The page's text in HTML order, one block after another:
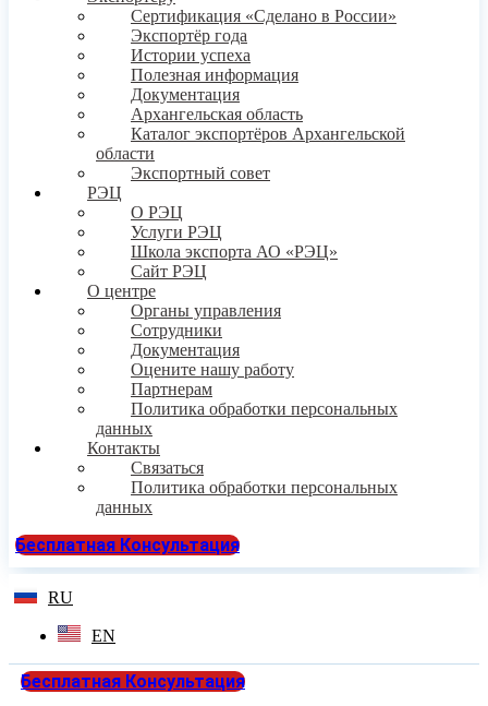
Сертификация «Сделано в России»
Экспортёр года
Истории успеха
Полезная информация
Документация
Архангельская область
Каталог экспортёров Архангельской
области
Экспортный совет
РЭЦ
О РЭЦ
Услуги РЭЦ
Школа экспорта АО «РЭЦ»
Сайт РЭЦ
О центре
Органы управления
Сотрудники
Документация
Оцените нашу работу
Партнерам
Политика обработки персональных
данных
Контакты
Связаться
Политика обработки персональных
данных
Бесплатная Консультация
RU
EN
Бесплатная Консультация